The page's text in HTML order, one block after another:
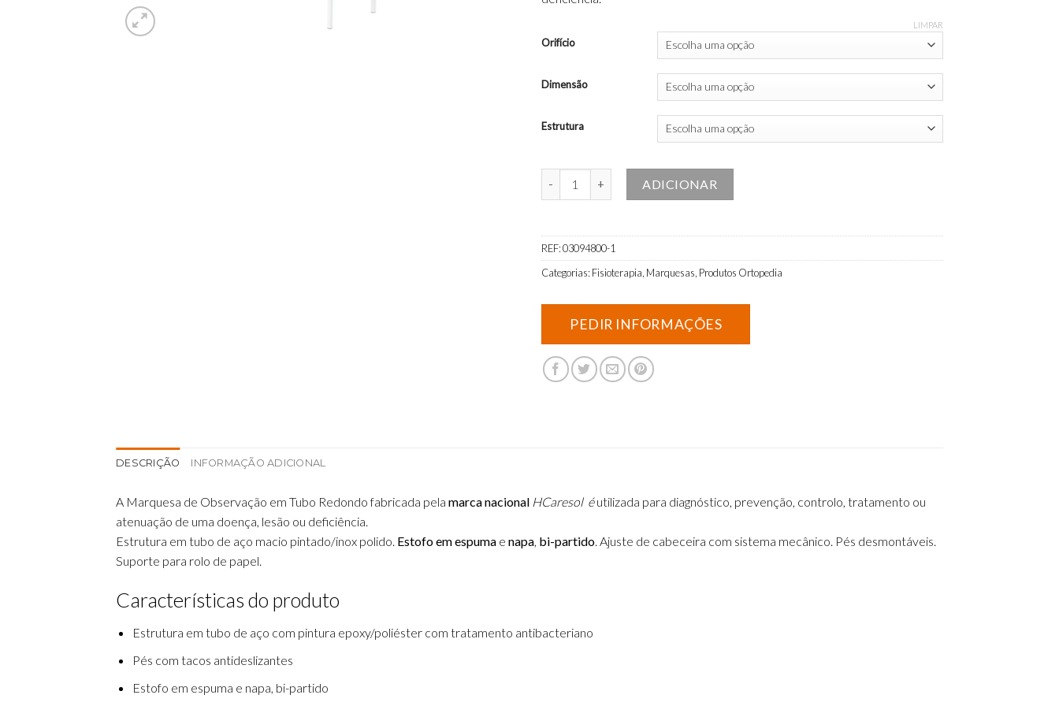
Orifício
Dimensão
Estrutura
LIMPAR
ADICIONAR
REF:03094800-1
Categorias: Fisioterapia Marquesas Produtos Ortopedia
DESCRIÇÃO INFORMAÇÃO ADICIONAL
A Marquesa de Observação em Tubo Redondo fabricada pela marca nacional HCaresol éutilizada para diagnóstico, prevenção, controlo, tratamento ou
atenuação de uma doença, lesão ou deficiência.
Estrutura em tubo de aço macio pintado/inox polido. Estofo em espuma e napa, bi-partido. Ajuste de cabeceira com sistema mecânico. Pés desmontáveis.
Suporte para rolo de papel.
Características do produto
Estrutura em tubo de aço com pintura epoxy/poliéster com tratamento antibacteriano
Pés com tacos antideslizantes
Estofo em espuma e napa, bi-partido